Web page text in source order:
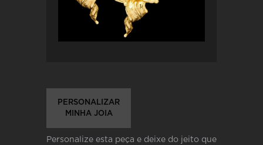
PERSONALIZAR
MINHA JOIA
Personalize esta peça e deixe do jeito que